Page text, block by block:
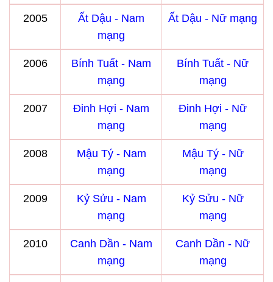
2005
Ất Dậu - Nam
mạng
Ất Dậu - Nữ mạng
2006
Bính Tuất - Nam
mạng
Bính Tuất - Nữ
mạng
2007
Đinh Hợi - Nam
mạng
Đinh Hợi - Nữ
mạng
2008
Mậu Tý - Nam
mạng
Mậu Tý - Nữ
mạng
2009
Kỷ Sửu - Nam
mạng
Kỷ Sửu - Nữ
mạng
2010
Canh Dần - Nam
mạng
Canh Dần - Nữ
mạng